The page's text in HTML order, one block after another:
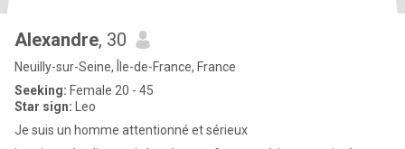
Alexandre, 30
Neuilly-sur-Seine, Île-de-France, France
Seeking: Female 20 - 45
Star sign: Leo
Je suis un homme attentionné et sérieux